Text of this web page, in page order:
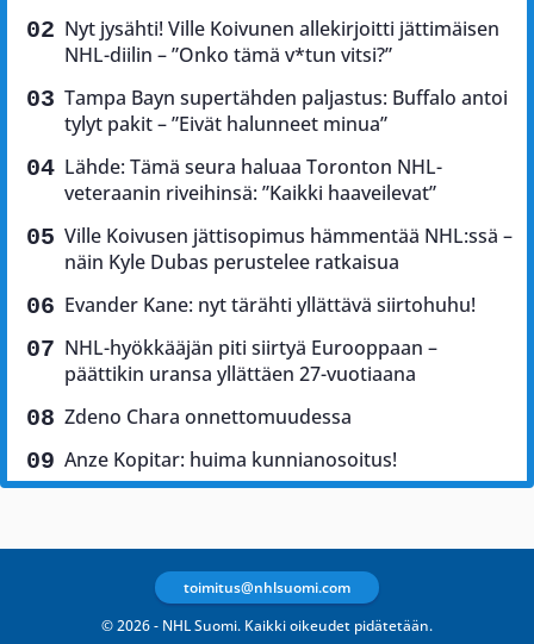
Nyt jysähti! Ville Koivunen allekirjoitti jättimäisen
NHL-diilin – ”Onko tämä v*tun vitsi?”
Tampa Bayn supertähden paljastus: Buffalo antoi
tylyt pakit – ”Eivät halunneet minua”
Lähde: Tämä seura haluaa Toronton NHL-
veteraanin riveihinsä: ”Kaikki haaveilevat”
Ville Koivusen jättisopimus hämmentää NHL:ssä –
näin Kyle Dubas perustelee ratkaisua
Evander Kane: nyt tärähti yllättävä siirtohuhu!
NHL-hyökkääjän piti siirtyä Eurooppaan –
päättikin uransa yllättäen 27-vuotiaana
Zdeno Chara onnettomuudessa
Anze Kopitar: huima kunnianosoitus!
© 2026 - NHL Suomi. Kaikki oikeudet pidätetään.
toimitus@nhlsuomi.com